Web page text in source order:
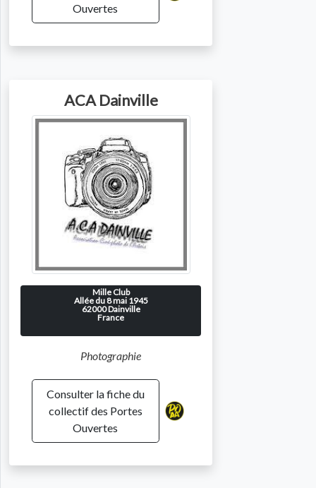
Ouvertes
ACA Dainville
Mille Club
Allée du 8 mai 1945
62000Dainville
France
Photographie
Consulter la fiche du
collectif des Portes
Ouvertes